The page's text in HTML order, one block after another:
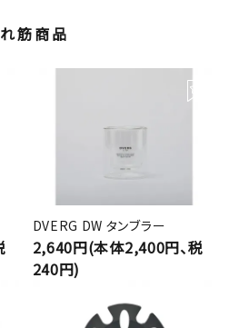
筋商品
DVERG DW タンブラー
2,640円(本体2,400円、税
240円)